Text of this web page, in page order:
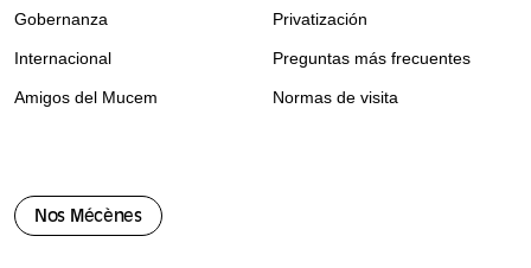
Nos Mécènes
Gobernanza
Internacional
Amigos del Mucem
Privatización
Preguntas más frecuentes
Normas de visita